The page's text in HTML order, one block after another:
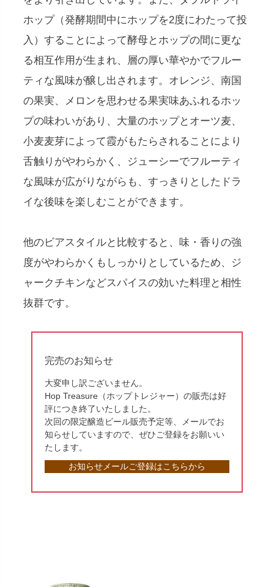
ホップ（発酵期間中にホップを2度にわたって投
入）することによって酵母とホップの間に更な
る相互作用が生まれ、層の厚い華やかでフルー
ティな風味が醸し出されます。オレンジ、南国
の果実、メロンを思わせる果実味あふれるホッ
プの味わいがあり、大量のホップとオーツ麦、
小麦麦芽によって霞がもたらされることにより
舌触りがやわらかく、ジューシーでフルーティ
な風味が広がりながらも、すっきりとしたドラ
イな後味を楽しむことができます。
他のビアスタイルと比較すると、味・香りの強
度がやわらかくもしっかりとしているため、ジ
ャークチキンなどスパイスの効いた料理と相性
抜群です。
完売のお知らせ
大変申し訳ございません。
Hop Treasure（ホップトレジャー）の販売は好
評につき終了いたしました。
次回の限定醸造ビール販売予定等、メールでお
知らせしていますので、ぜひご登録をお願いい
たします。
お知らせメールご登録はこちらから